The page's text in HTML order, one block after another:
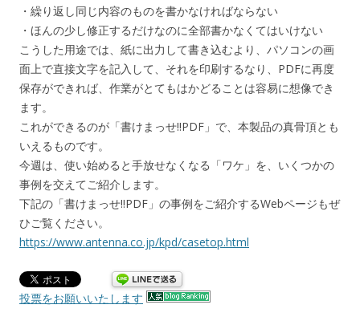
・繰り返し同じ内容のものを書かなければならない
・ほんの少し修正するだけなのに全部書かなくてはいけない
こうした用途では、紙に出力して書き込むより、パソコンの画
面上で直接文字を記入して、それを印刷するなり、PDFに再度
保存ができれば、作業がとてもはかどることは容易に想像でき
ます。
これができるのが「書けまっせ!!PDF」で、本製品の真骨頂とも
いえるものです。
今週は、使い始めると手放せなくなる「ワケ」を、いくつかの
事例を交えてご紹介します。
下記の「書けまっせ!!PDF」の事例をご紹介するWebページもぜ
ひご覧ください。
https://www.antenna.co.jp/kpd/casetop.html
投票をお願いいたします